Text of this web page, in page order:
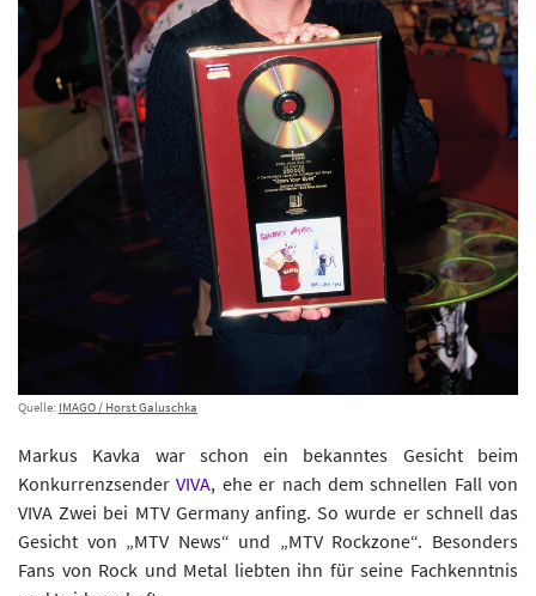
Quelle: IMAGO / Horst Galuschka
Markus Kavka war schon ein bekanntes Gesicht beim
KonkurrenzsenderVIVA, ehe er nach dem schnellen Fall von
VIVA Zwei bei MTV Germany anfing. So wurde er schnell das
Gesicht von „MTV News“ und „MTV Rockzone“. Besonders
Fans von Rock und Metal liebten ihn für seine Fachkenntnis